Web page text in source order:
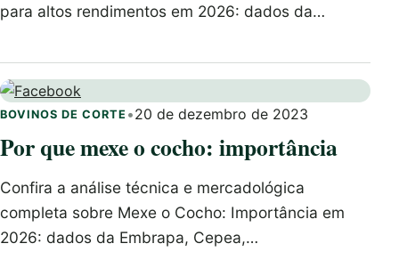
para altos rendimentos em 2026: dados da…
BOVINOS DE CORTE •20 de dezembro de 2023
Por que mexe o cocho: importância
Confira a análise técnica e mercadológica
completa sobre Mexe o Cocho: Importância em
2026: dados da Embrapa, Cepea,…